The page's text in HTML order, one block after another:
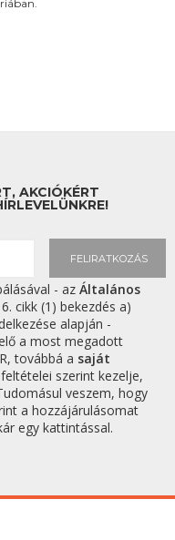
AKCIÓKÉRT
FELIRATKOZÁS
- az Általános
cikk (1) bekezdés a)
alapján -
a most megadott
továbbá a saját
szerint kezelje,
veszem, hogy
a hozzájárulásomat
egy kattintással.